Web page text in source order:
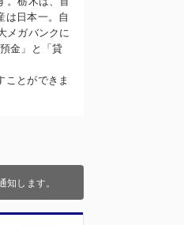
は日本一。自
メガバンクに
金」と「貸
とができま
します。